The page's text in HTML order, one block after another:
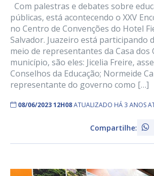
Com palestras e debates sobre
públicas, está acontecendo o XXV
no Centro de Convenções do Hotel
Salvador. Juazeiro está participando
meio de representantes da Casa dos
município, são eles: Jicelia Freire,
Conselhos da Educação; Normeide
representante do governo como […]
08/06/2023 12H08ATUALIZADO HÁ 3 ANOS
Compartilhe: